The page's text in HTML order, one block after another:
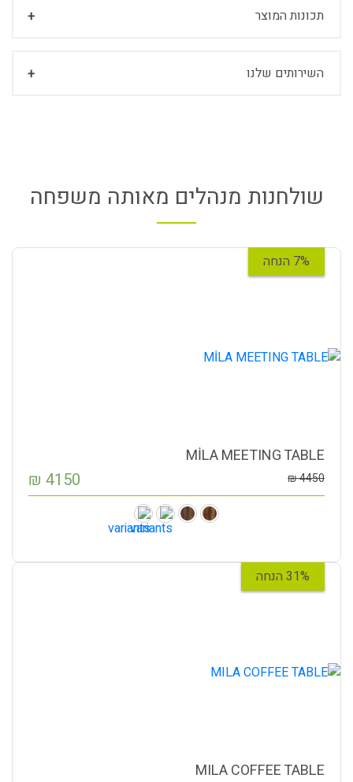
תכונות המוצר
השירותים שלנו
שולחנות מנהלים מאותה משפחה
7% הנחה
MİLA MEETING TABLE
4450
₪
4150
₪
31% הנחה
MILA COFFEE TABLE